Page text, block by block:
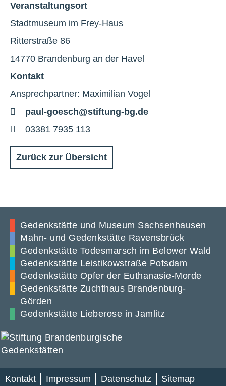
Veranstaltungsort
Stadtmuseum im Frey-Haus
Ritterstraße 86
14770 Brandenburg an der Havel
Kontakt
Ansprechpartner: Maximilian Vogel
E-
Mail
paul-goesch@stiftung-bg.de
Telefon
03381 7935 113
Zurück zur Übersicht
Gedenkstätte und Museum Sachsenhausen
Mahn- und Gedenkstätte Ravensbrück
Gedenkstätte Todesmarsch im Belower Wald
Gedenkstätte Leistikowstraße Potsdam
Gedenkstätte Opfer der Euthanasie-Morde
Gedenkstätte Zuchthaus Brandenburg-
Görden
Gedenkstätte Lieberose in Jamlitz
Kontakt Impressum Datenschutz Sitemap